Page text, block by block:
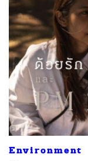
Environment